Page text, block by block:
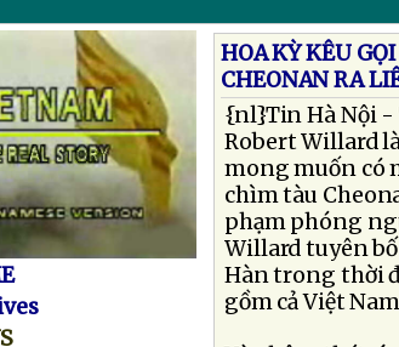
HOA KỲ KÊU
CHEONAN RA
{nl}Tin Hà Nội -
Robert Willard
mong muốn có
chìm tàu
phạm phóng
Willard tuyên
Hàn trong thời
gồm cả Việt